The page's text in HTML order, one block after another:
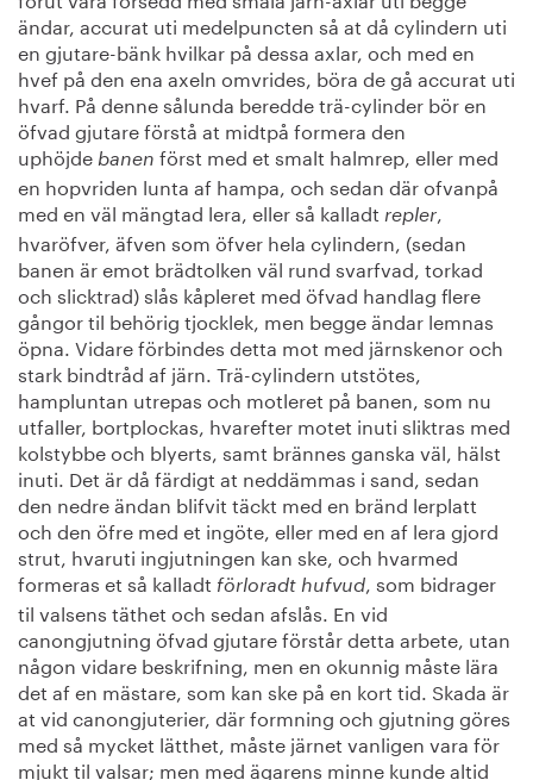
ändar, accurat uti medelpuncten så at då cylindern uti
en gjutare-bänk hvilkar på dessa axlar, och med en
hvef på den ena axeln omvrides, böra de gå accurat uti
hvarf. På denne sålunda beredde trä-cylinder bör en
öfvad gjutare förstå at midtpå formera den
uphöjde banen först med et smalt halmrep, eller med
en hopvriden lunta af hampa, och sedan där ofvanpå
med en väl mängtad lera, eller så kalladt repler,
hvaröfver, äfven som öfver hela cylindern, (sedan
banen är emot brädtolken väl rund svarfvad, torkad
och slicktrad) slås kåpleret med öfvad handlag flere
gångor til behörig tjocklek, men begge ändar lemnas
öpna. Vidare förbindes detta mot med järnskenor och
stark bindtråd af järn. Trä-cylindern utstötes,
hampluntan utrepas och motleret på banen, som nu
utfaller, bortplockas, hvarefter motet inuti sliktras med
kolstybbe och blyerts, samt brännes ganska väl, hälst
inuti. Det är då färdigt at neddämmas i sand, sedan
den nedre ändan blifvit täckt med en bränd lerplatt
och den öfre med et ingöte, eller med en af lera gjord
strut, hvaruti ingjutningen kan ske, och hvarmed
formeras et så kalladt förloradt hufvud, som bidrager
til valsens täthet och sedan afslås. En vid
canongjutning öfvad gjutare förstår detta arbete, utan
någon vidare beskrifning, men en okunnig måste lära
det af en mästare, som kan ske på en kort tid. Skada är
at vid canongjuterier, där formning och gjutning göres
med så mycket lätthet, måste järnet vanligen vara för
mjukt til valsar; men med ägarens minne kunde altid